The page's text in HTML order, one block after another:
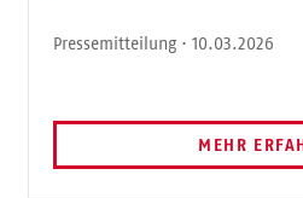
Pressemitteilung · 10.03.2026
MEHR